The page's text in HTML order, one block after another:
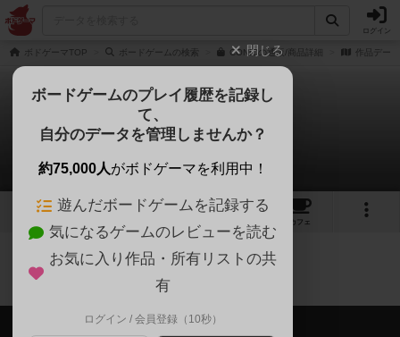
ログイン
ボドゲーマTOP ボードゲームの検索 CONICの通販/商品詳細 作品データ
コニック
0件の動画
5 5
カフェ
コニックのトップに戻る
会員の新しい投稿
閉じる
ボードゲームのプレイ履歴を記録し
て、
自分のデータを管理しませんか？
約75,000人がボドゲーマを利用中！
遊んだボードゲームを記録する
気になるゲームのレビューを読む
お気に入り作品・所有リストの共
有
ログイン / 会員登録（10秒）